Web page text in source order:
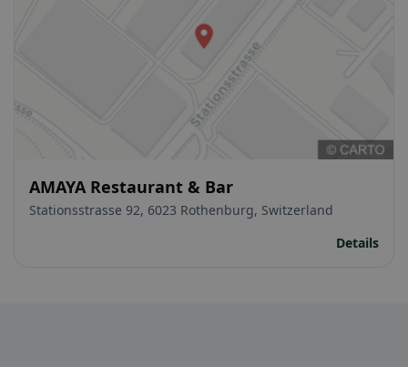
AMAYA Restaurant & Bar
Stationsstrasse 92, 6023 Rothenburg, Switzerland
Details